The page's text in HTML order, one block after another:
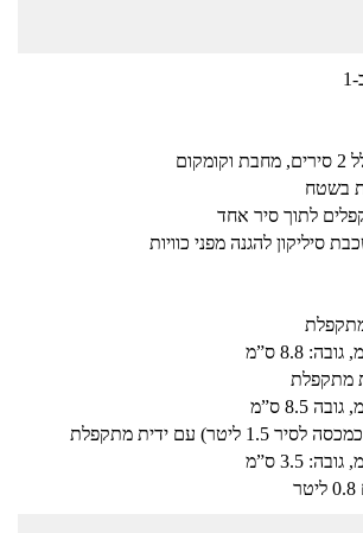
בשטח
לתוך סיר אחד
סיליקון להגנה מפני כוויות
עם ידית מתקפלת